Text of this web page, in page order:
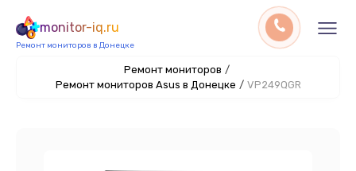
monitor-iq.ru
Ремонт мониторов в Донецке
Ремонт мониторов /
Ремонт мониторов Asus в Донецке / VP249QGR